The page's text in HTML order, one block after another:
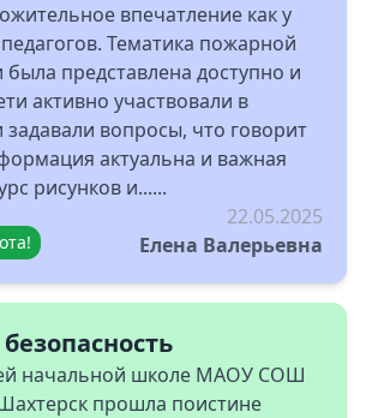
впечатление как у
Тематика пожарной
была представлена доступно и
активно участвовали в
вопросы, что говорит
актуальна и важная
рисунков и......
22.05.2025
Елена Валерьевна
начальной школе МАОУ СОШ
прошла поистине